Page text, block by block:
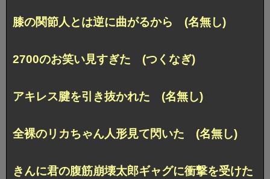
膝の関節人とは逆に曲がるから (名無し)
2700のお笑い見すぎた (つくなぎ)
アキレス腱を引き抜かれた (名無し)
全裸のリカちゃん人形見て閃いた (名無し)
きんに君の腹筋崩壊太郎ギャグに衝撃を受けた